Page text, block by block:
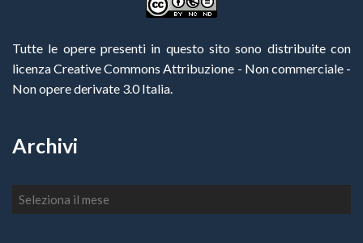
Tutte le opere presenti in questo sito sono distribuite con
licenza Creative Commons Attribuzione - Non commerciale -
Non opere derivate 3.0 Italia.
Archivi
Archivi